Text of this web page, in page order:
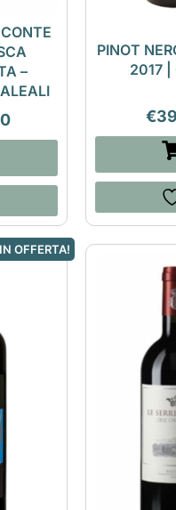
–
PINOT
2017 |
€
IN OFFERTA!